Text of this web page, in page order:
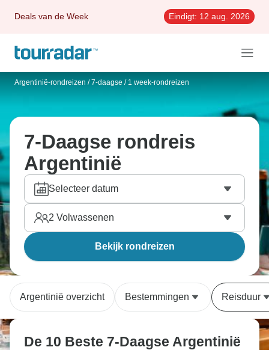
Deals van de Week Eindigt: 12 aug. 2026
Argentinië-rondreizen / 7-daagse / 1 week-rondreizen
7-Daagse rondreis
Argentinië
Selecteer datum
2 Volwassenen
Bekijk rondreizen
Argentinië overzicht Bestemmingen Reisduur
De 10 Beste 7-Daagse Argentinië